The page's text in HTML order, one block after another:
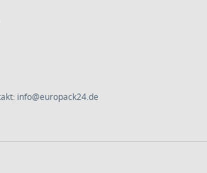
info@europack24.de